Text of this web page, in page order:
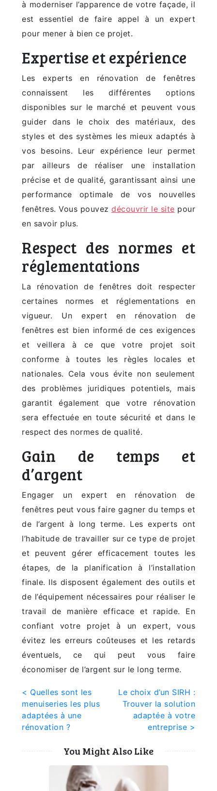
à moderniser l’apparence de votre façade, il
est essentiel de faire appel à un expert
pour mener à bien ce projet.
Expertise et expérience
Les experts en rénovation de fenêtres
connaissent les différentes options
disponibles sur le marché et peuvent vous
guider dans le choix des matériaux, des
styles et des systèmes les mieux adaptés à
vos besoins. Leur expérience leur permet
par ailleurs de réaliser une installation
précise et de qualité, garantissant ainsi une
performance optimale de vos nouvelles
fenêtres. Vous pouvez découvrir le site pour
en savoir plus.
Respect des normes et
réglementations
La rénovation de fenêtres doit respecter
certaines normes et réglementations en
vigueur. Un expert en rénovation de
fenêtres est bien informé de ces exigences
et veillera à ce que votre projet soit
conforme à toutes les règles locales et
nationales. Cela vous évite non seulement
des problèmes juridiques potentiels, mais
garantit également que votre rénovation
sera effectuée en toute sécurité et dans le
respect des normes de qualité.
Gain de temps et
d’argent
Engager un expert en rénovation de
fenêtres peut vous faire gagner du temps et
de l’argent à long terme. Les experts ont
l’habitude de travailler sur ce type de projet
et peuvent gérer efficacement toutes les
étapes, de la planification à l’installation
finale. Ils disposent également des outils et
de l’équipement nécessaires pour réaliser le
travail de manière efficace et rapide. En
confiant votre projet à un expert, vous
évitez les erreurs coûteuses et les retards
éventuels, ce qui peut vous faire
économiser de l’argent sur le long terme.
Navigation
l’article
< Quelles sont les
menuiseries les plus
adaptées à une
rénovation ?
Le choix d’un SIRH :
Trouver la solution
adaptée à votre
entreprise >
You Might Also Like